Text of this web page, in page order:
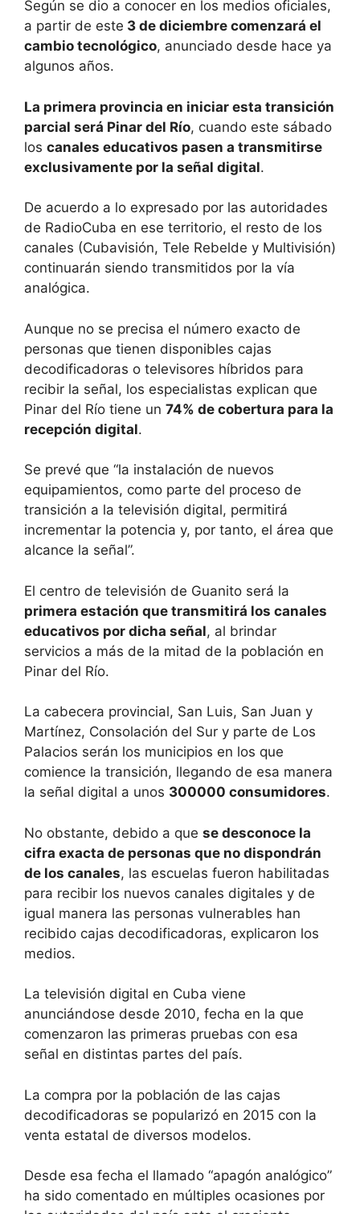
Según se dio a conocer en los medios oficiales,
a partir de este 3 de diciembre comenzará el
cambio tecnológico, anunciado desde hace ya
algunos años.
La primera provincia en iniciar esta transición
parcial será Pinar del Río, cuando este sábado
los canales educativos pasen a transmitirse
exclusivamente por la señal digital.
De acuerdo a lo expresado por las autoridades
de RadioCuba en ese territorio, el resto de los
canales (Cubavisión, Tele Rebelde y Multivisión)
continuarán siendo transmitidos por la vía
analógica.
Aunque no se precisa el número exacto de
personas que tienen disponibles cajas
decodificadoras o televisores híbridos para
recibir la señal, los especialistas explican que
Pinar del Río tiene un 74% de cobertura para la
recepción digital.
Se prevé que “la instalación de nuevos
equipamientos, como parte del proceso de
transición a la televisión digital, permitirá
incrementar la potencia y, por tanto, el área que
alcance la señal”.
El centro de televisión de Guanito será la
primera estación que transmitirá los canales
educativos por dicha señal, al brindar
servicios a más de la mitad de la población en
Pinar del Río.
La cabecera provincial, San Luis, San Juan y
Martínez, Consolación del Sur y parte de Los
Palacios serán los municipios en los que
comience la transición, llegando de esa manera
la señal digital a unos 300000 consumidores.
No obstante, debido a que se desconoce la
cifra exacta de personas que no dispondrán
de los canales, las escuelas fueron habilitadas
para recibir los nuevos canales digitales y de
igual manera las personas vulnerables han
recibido cajas decodificadoras, explicaron los
medios.
La televisión digital en Cuba viene
anunciándose desde 2010, fecha en la que
comenzaron las primeras pruebas con esa
señal en distintas partes del país.
La compra por la población de las cajas
decodificadoras se popularizó en 2015 con la
venta estatal de diversos modelos.
Desde esa fecha el llamado “apagón analógico”
ha sido comentado en múltiples ocasiones por